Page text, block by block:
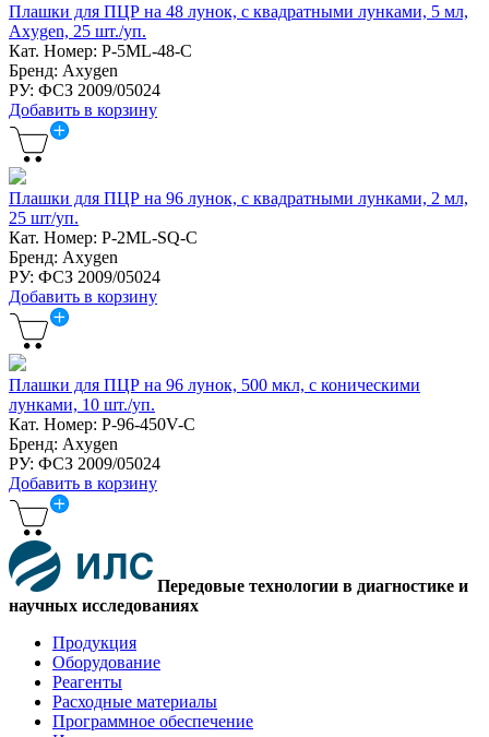
Плашки для ПЦР на 48 лунок, с квадратными лунками, 5 мл,
Axygen, 25 шт./уп.
Кат. Номер: P-5ML-48-C
Бренд: Axygen
РУ: ФСЗ 2009/05024
Добавить в корзину
Плашки для ПЦР на 96 лунок, с квадратными лунками, 2 мл,
25 шт/уп.
Кат. Номер: P-2ML-SQ-C
Бренд: Axygen
РУ: ФСЗ 2009/05024
Добавить в корзину
Плашки для ПЦР на 96 лунок, 500 мкл, с коническими
лунками, 10 шт./уп.
Кат. Номер: P-96-450V-C
Бренд: Axygen
РУ: ФСЗ 2009/05024
Добавить в корзину
Передовые технологии в диагностике и
научных исследованиях
Продукция
Оборудование
Реагенты
Расходные материалы
Программное обеспечение